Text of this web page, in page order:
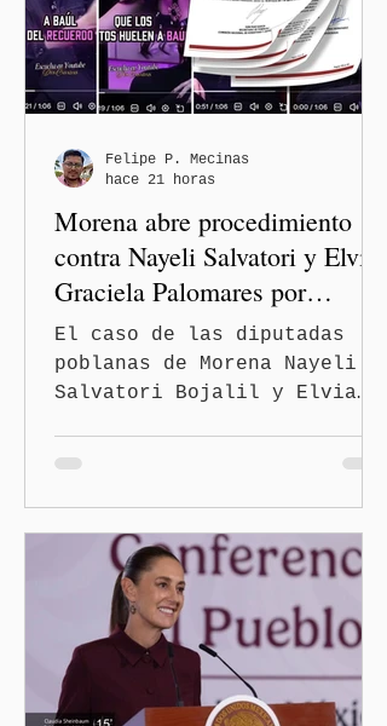
de avance y forma parte del
programa estatal para
recuperar vialidades
prioritarias, fortalecer la
condiciones de seguridad de
las familias poblanas, en e
Morena abre procedimiento
contra Nayeli Salvatori y Elvia
Graciela Palomares por
discriminación y burlas
El caso de las diputadas
poblanas de Morena Nayeli
Salvatori Bojalil y Elvia
partido. La Comisión
Nacional de Honestidad y
Justicia (CNHJ) de Morena
inició formalmente un
procedimiento sancionador
de oficio contra ambas
legisladoras por las
expresiones realizadas en
Felipe P. Mecinas
hace 21 horas